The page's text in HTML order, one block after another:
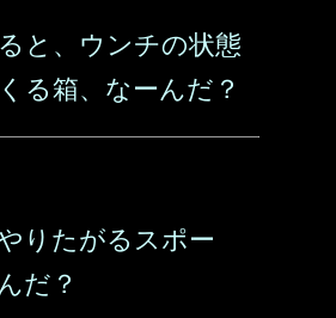
と、ウンチの状態
る箱、なーんだ？
りたがるスポー
だ？